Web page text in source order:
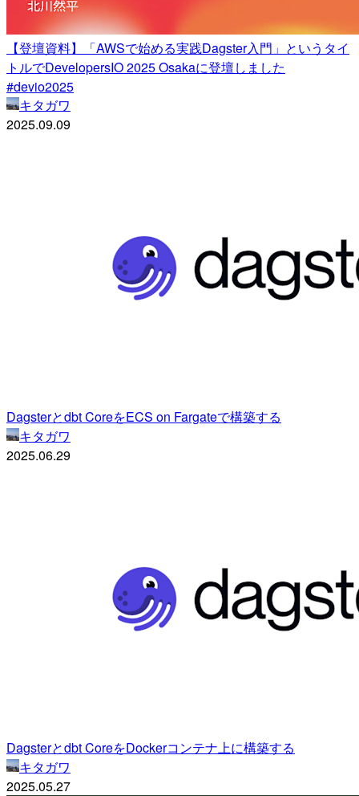
【登壇資料】「AWSで始める実践Dagster入門」というタイ
トルでDevelopersIO 2025 Osakaに登壇しました
#devio2025
キタガワ
2025.09.09
Dagsterとdbt CoreをECS on Fargateで構築する
キタガワ
2025.06.29
Dagsterとdbt CoreをDockerコンテナ上に構築する
キタガワ
2025.05.27